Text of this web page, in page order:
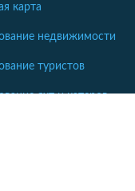
карта
недвижимости
туристов
яхт и катеров